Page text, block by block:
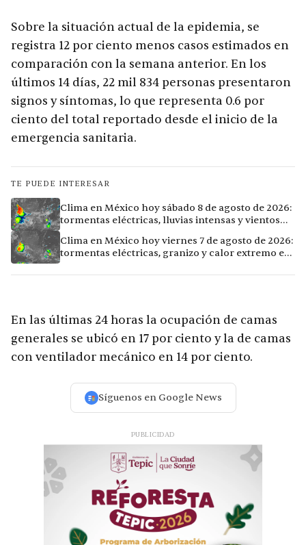
Sobre la situación actual de la epidemia, se
registra 12 por ciento menos casos estimados en
comparación con la semana anterior. En los
últimos 14 días, 22 mil 834 personas presentaron
signos y síntomas, lo que representa 0.6 por
ciento del total reportado desde el inicio de la
emergencia sanitaria.
TE PUEDE INTERESAR
Clima en México hoy sábado 8 de agosto de 2026:
tormentas eléctricas, lluvias intensas y vientos
Clima en México hoy viernes 7 de agosto de 2026:
tormentas eléctricas, granizo y calor extremo en
En las últimas 24 horas la ocupación de camas
generales se ubicó en 17 por ciento y la de camas
con ventilador mecánico en 14 por ciento.
Síguenos en Google News
PUBLICIDAD